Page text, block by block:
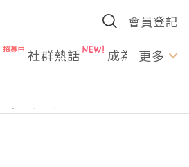
會員登記
社群熱話 成為U更多